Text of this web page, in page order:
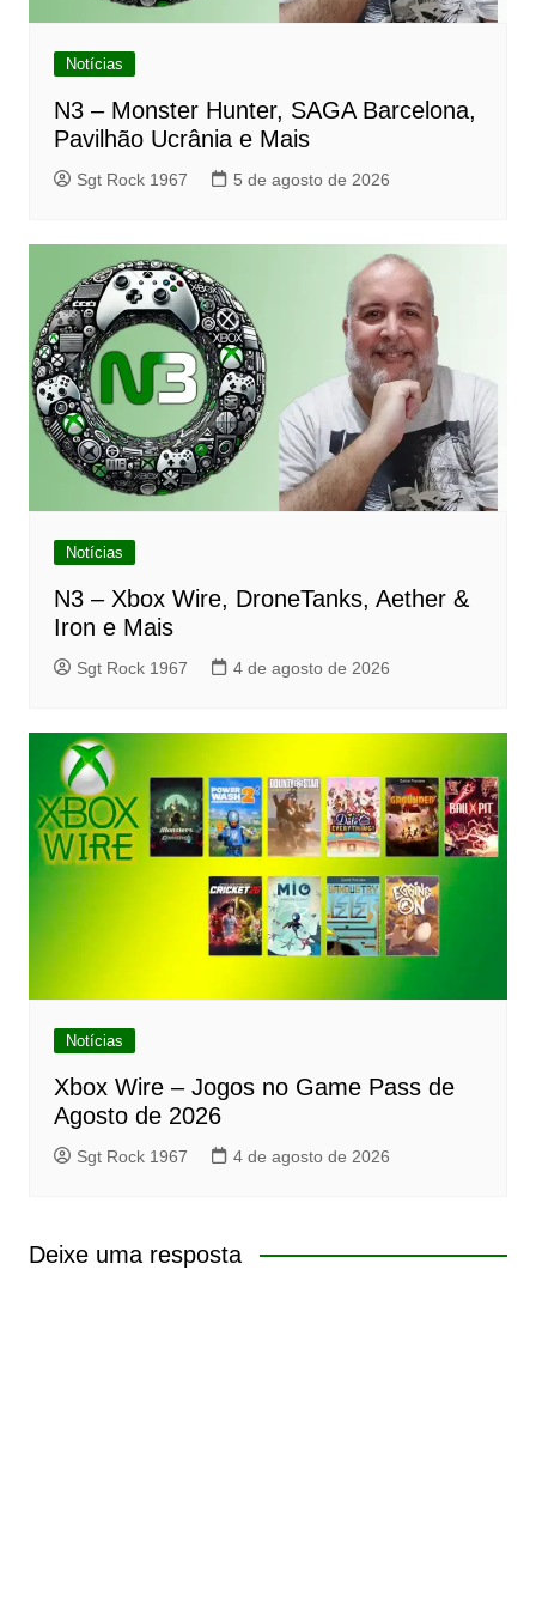
Notícias
N3 – Monster Hunter, SAGA Barcelona,
Pavilhão Ucrânia e Mais
Sgt Rock 1967 5 de agosto de 2026
Notícias
N3 – Xbox Wire, DroneTanks, Aether &
Iron e Mais
Sgt Rock 1967 4 de agosto de 2026
Notícias
Xbox Wire – Jogos no Game Pass de
Agosto de 2026
Sgt Rock 1967 4 de agosto de 2026
Deixe uma resposta